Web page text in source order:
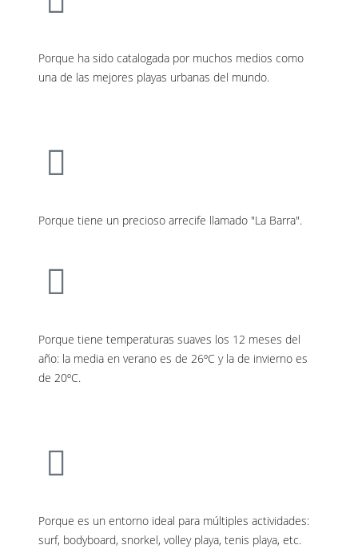
Porque ha sido catalogada por muchos medios como
una de las mejores playas urbanas del mundo.
Porque tiene un precioso arrecife llamado "La Barra".
Porque tiene temperaturas suaves los 12 meses del
año: la media en verano es de 26ºC y la de invierno es
de 20ºC.
Porque es un entorno ideal para múltiples actividades:
surf, bodyboard, snorkel, volley playa, tenis playa, etc.